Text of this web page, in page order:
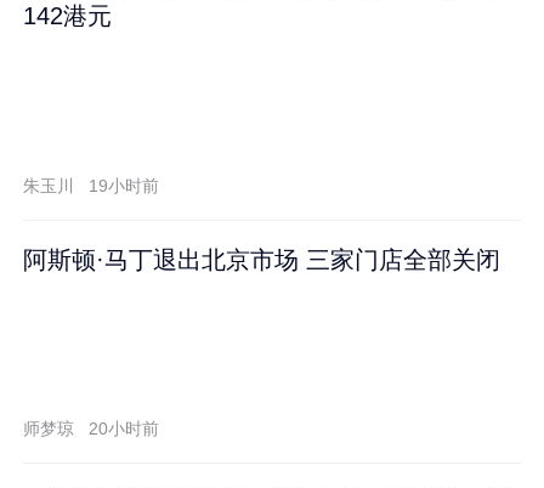
142港元
朱玉川 19小时前
阿斯顿·马丁退出北京市场 三家门店全部关闭
师梦琼 20小时前